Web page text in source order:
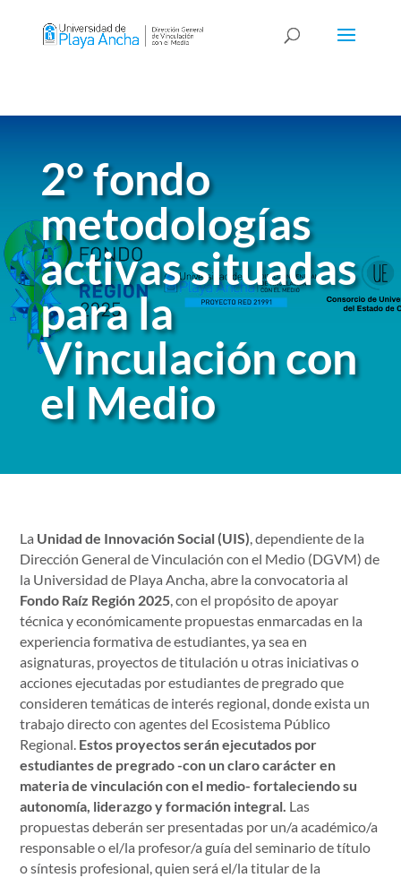
2° fondo
metodologías
activas situadas
para la
Vinculación con
el Medio
La Unidad de Innovación Social (UIS) , dependiente de la
Dirección General de Vinculación con el Medio (DGVM) de
la Universidad de Playa Ancha, abre la convocatoria al
Fondo Raíz Región 2025 , con el propósito de apoyar
técnica y económicamente propuestas enmarcadas en la
experiencia formativa de estudiantes, ya sea en
asignaturas, proyectos de titulación u otras iniciativas o
acciones ejecutadas por estudiantes de pregrado que
consideren temáticas de interés regional, donde exista un
trabajo directo con agentes del Ecosistema Público
Regional. Estos proyectos serán ejecutados por
estudiantes de pregrado -con un claro carácter en
materia de vinculación con el medio- fortaleciendo su
autonomía, liderazgo y formación integral. Las
propuestas deberán ser presentadas por un/a académico/a
responsable o el/la profesor/a guía del seminario de título
o síntesis profesional, quien será el/la titular de la